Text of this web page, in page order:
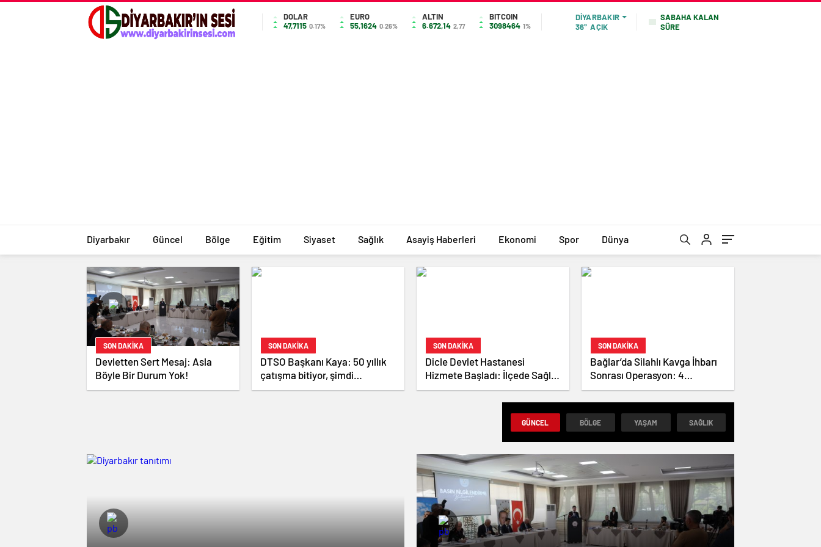
DOLAR
47,7115 0.17%
EURO
55,1624 0.26%
ALTIN
6.672,14 2,77
BITCOIN
3098464 1%
DIYARBAKIR
36° AÇIK
SABAHA KALAN
SÜRE
Diyarbakır Güncel Bölge Eğitim Siyaset Sağlık Asayiş Haberleri Ekonomi Spor Dünya
SON DAKİKA
Devletten Sert Mesaj: Asla
Böyle Bir Durum Yok!
SON DAKİKA
DTSO Başkanı Kaya: 50 yıllık
çatışma bitiyor, şimdi
demokratikleşme ve kalkınma
SON DAKİKA
Dicle Devlet Hastanesi
Hizmete Başladı: İlçede Sağlık
Hizmetlerinde Yeni Dönem
SON DAKİKA
Bağlar’da Silahlı Kavga İhbarı
Sonrası Operasyon: 4
Ruhsatsız Tabanca Ele
Geçirildi, 2 Kişi Tutuklandı
GÜNCEL BÖLGE YAŞAM SAĞLIK